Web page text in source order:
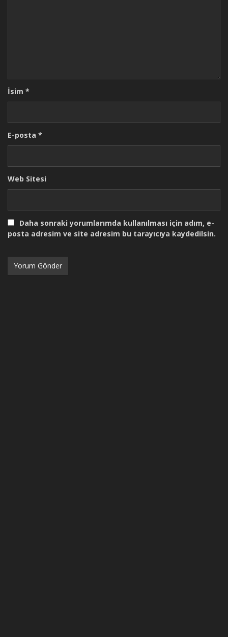
İsim *
E-posta *
Web Sitesi
Daha sonraki yorumlarımda kullanılması için adım, e-
posta adresim ve site adresim bu tarayıcıya kaydedilsin.